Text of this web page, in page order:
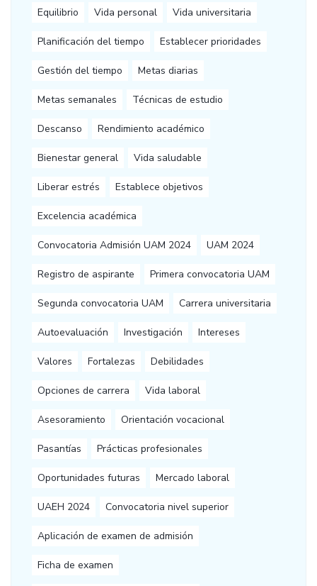
Equilibrio Vida personal Vida universitaria
Planificación del tiempo Establecer prioridades
Gestión del tiempo Metas diarias
Metas semanales Técnicas de estudio
Descanso Rendimiento académico
Bienestar general Vida saludable
Liberar estrés Establece objetivos
Excelencia académica
Convocatoria Admisión UAM 2024 UAM 2024
Registro de aspirante Primera convocatoria UAM
Segunda convocatoria UAM Carrera universitaria
Autoevaluación Investigación Intereses
Valores Fortalezas Debilidades
Opciones de carrera Vida laboral
Asesoramiento Orientación vocacional
Pasantías Prácticas profesionales
Oportunidades futuras Mercado laboral
UAEH 2024 Convocatoria nivel superior
Aplicación de examen de admisión
Ficha de examen